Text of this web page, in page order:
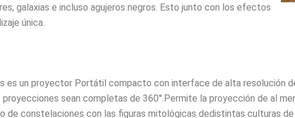
galaxias e incluso agujeros negros. Esto junto con los efectos
única.
es un proyector Portátil compacto con interface de alta resolución
sean completas de 360°.Permite la proyección de al
de constelaciones con las figuras mitológicas dedistintas culturas